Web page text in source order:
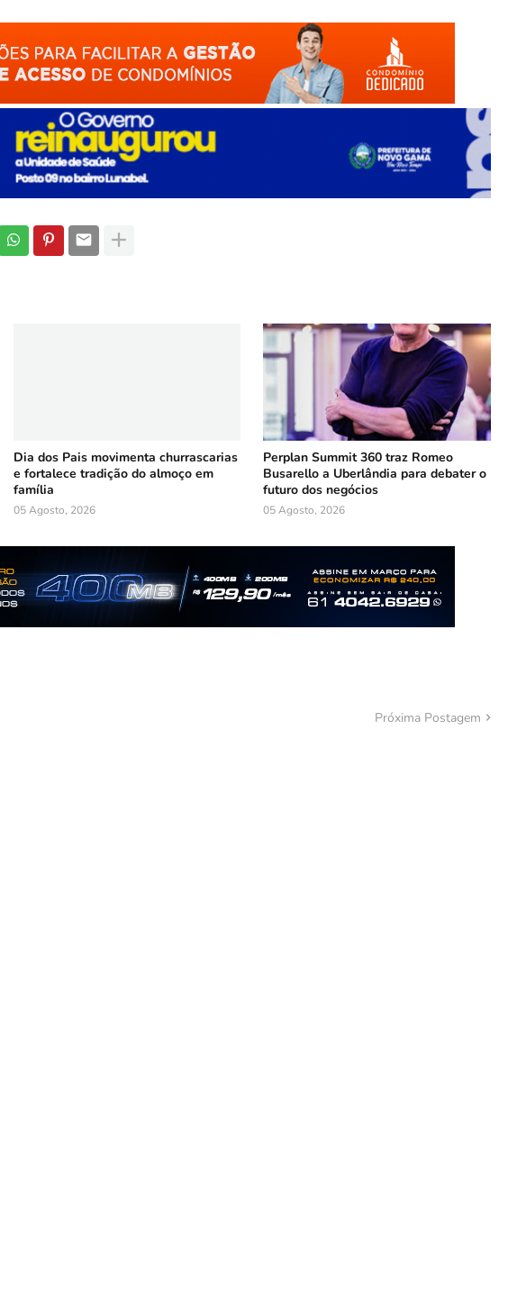
Dia dos Pais movimenta churrascarias
e fortalece tradição do almoço em
família
05 Agosto, 2026
Perplan Summit 360 traz Romeo
Busarello a Uberlândia para debater o
futuro dos negócios
05 Agosto, 2026
Próxima Postagem